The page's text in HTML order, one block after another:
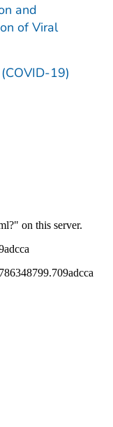
and
of Viral
19)